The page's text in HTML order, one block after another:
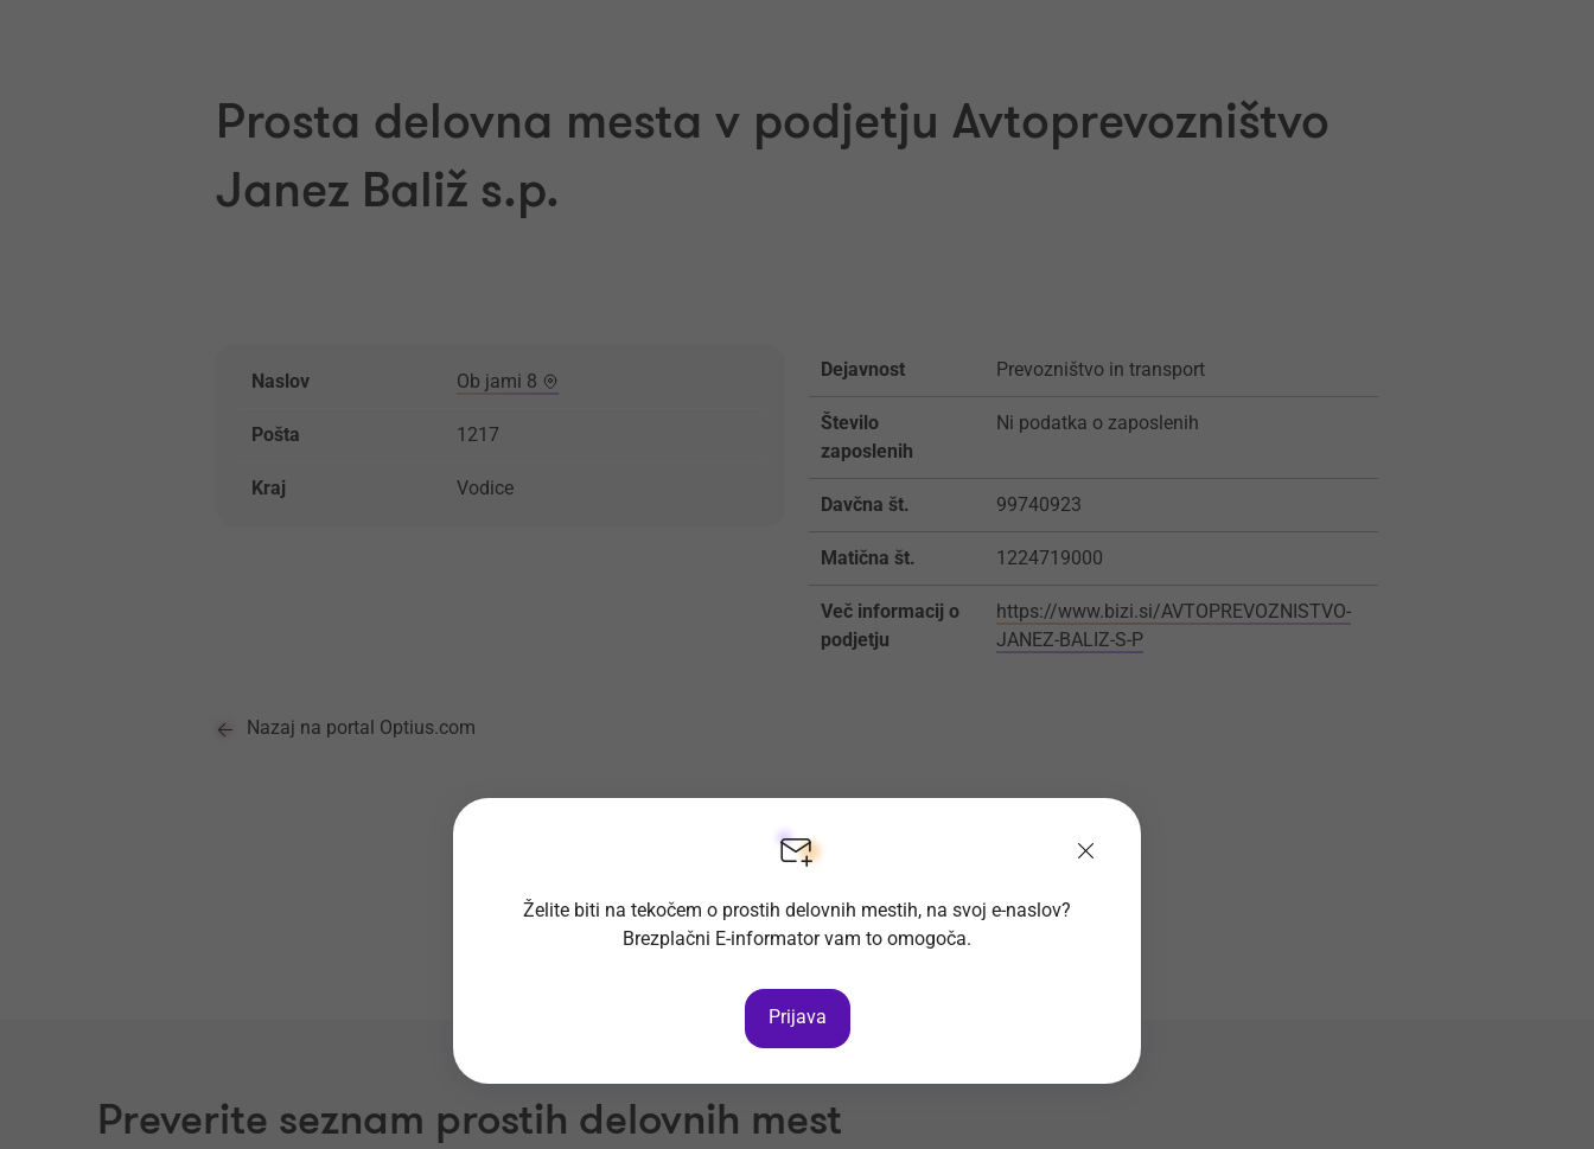
Prosta delovna mesta v podjetju Avtoprevozništvo
Janez Baliž s.p.
Naslov Ob jami 8
Pošta 1217
Kraj Vodice
Dejavnost Prevozništvo in transport
Število
zaposlenih
Ni podatka o zaposlenih
Davčna št. 99740923
Matična št. 1224719000
Več informacij o
podjetju
https://www.bizi.si/AVTOPREVOZNISTVO-
JANEZ-BALIZ-S-P
Nazaj na portal Optius.com
Preverite seznam prostih delovnih mest
Želite biti na tekočem o prostih delovnih mestih, na svoj e-naslov?
Brezplačni E-informator vam to omogoča.
Prijava